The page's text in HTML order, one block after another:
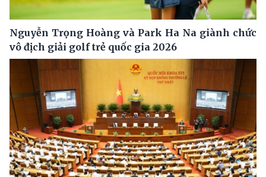
Nguyễn Trọng Hoàng và Park Ha Na giành chức
vô địch giải golf trẻ quốc gia 2026